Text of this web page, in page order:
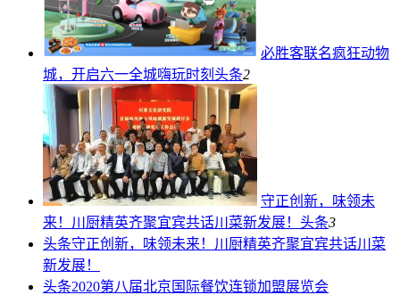
必胜客联名疯狂动物
城，开启六一全城嗨玩时刻 头条2
守正创新，味领未
来！川厨精英齐聚宜宾共话川菜新发展！ 头条3
头条守正创新，味领未来！川厨精英齐聚宜宾共话川菜
新发展！
头条2020第八届北京国际餐饮连锁加盟展览会